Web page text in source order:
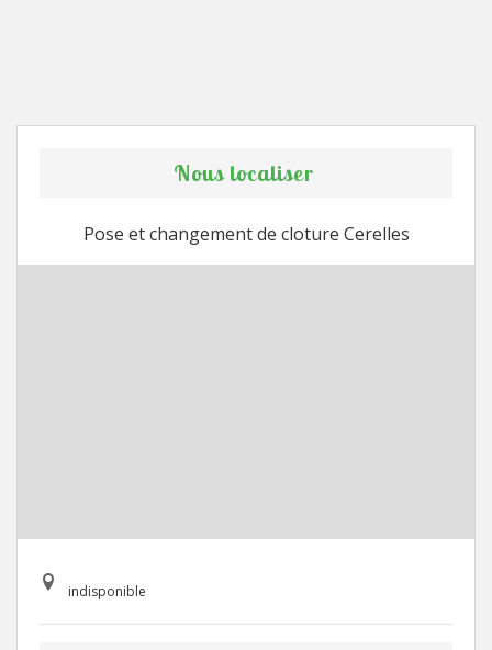
Nous localiser
Pose et changement de cloture Cerelles
indisponible